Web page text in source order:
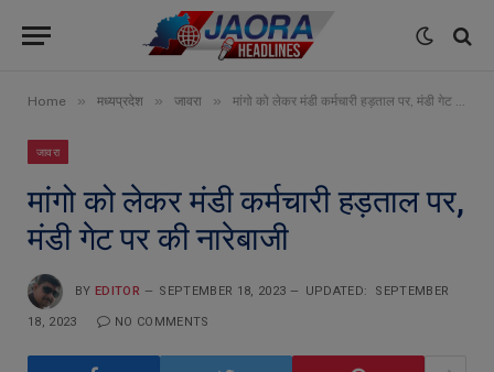
Home » मध्यप्रदेश » जावरा » मांगो को लेकर मंडी कर्मचारी हड़ताल पर, मंडी गेट पर की नारेबाजी
जावरा
मांगो को लेकर मंडी कर्मचारी हड़ताल पर,
मंडी गेट पर की नारेबाजी
BY EDITOR SEPTEMBER 18, 2023 UPDATED: SEPTEMBER
18, 2023 NO COMMENTS